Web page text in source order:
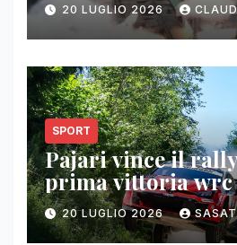
20 LUGLIO 2026
SPORT
Pajari vince il
prima vittoria wrc
20 LUGLIO 2026 SASAT